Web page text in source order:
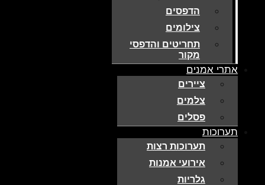
הדפסים
צילומים
תחריטים והדפסי
מקור
אתרי אמנים
ציירים
צלמים
פסלים
תערוכות
תערוכות רצות
אירועי אמנות
גלריות